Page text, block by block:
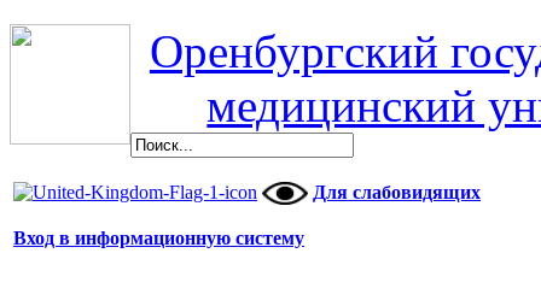
Оренбургский
медицинский
Для слабовидящих
Вход в информационную систему